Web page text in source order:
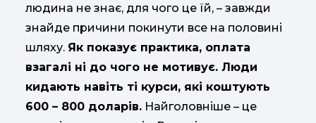
людина не знає, для чого це їй, – завжди
знайде причини покинути все на половині
шляху. Як показує практика, оплата
взагалі ні до чого не мотивує. Люди
кидають навіть ті курси, які коштують
600 – 800 доларів. Найголовніше – це